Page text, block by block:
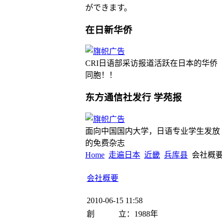
ができます。
在日新华侨
CRI日语部采访报道活跃在日本的华侨
同胞！！
东方通信社发行 学苑报
面向中国国内大学，日语专业学生发放
的免费杂志
Home 走遍日本 近畿 兵库县 会社概
会社概要
2010-06-15 11:58
創 立：1988年